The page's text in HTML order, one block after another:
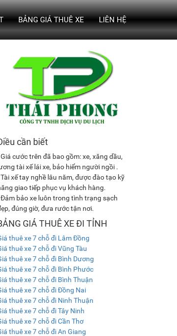
BẢNG GIÁ THUÊ XE LIÊN HỆ
cần biết
cước trên đã bao gồm: xe, xăng dầu,
tài xế lái xe, bảo hiểm người ngồi .
xế tay nghề lâu năm, được đào tạo kỹ
giao tiếp phục vụ khách hàng.
Đảm bảo xe luôn trong tình trạng sạch
đúng giờ, đưa rước tận nơi.
GIÁ THUÊ XE ĐI TỈNH
thuê xe 7 chỗ đi Lâm Đồng
thuê xe 7 chỗ đi Vũng Tàu
thuê xe 7 chỗ đi Bình Dương
thuê xe 7 chỗ đi Bình Phước
thuê xe 7 chỗ đi Bình Thuận
thuê xe 7 chỗ đi Đồng Nai
thuê xe 7 chỗ đi Ninh Thuận
thuê xe 7 chỗ đi Tây Ninh
thuê xe 7 chỗ đi Cần Thơ
thuê xe 7 chỗ đi An Giang